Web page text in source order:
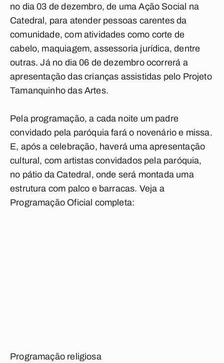
no dia 03 de dezembro, de uma Ação Social na
Catedral, para atender pessoas carentes da
comunidade, com atividades como corte de
cabelo, maquiagem, assessoria jurídica, dentre
outras. Já no dia 06 de dezembro ocorrerá a
apresentação das crianças assistidas pelo Projeto
Tamanquinho das Artes.
Pela programação, a cada noite um padre
convidado pela paróquia fará o novenário e missa.
E, após a celebração, haverá uma apresentação
cultural, com artistas convidados pela paróquia,
no pátio da Catedral, onde será montada uma
estrutura com palco e barracas. Veja a
Programação Oficial completa:
Programação religiosa